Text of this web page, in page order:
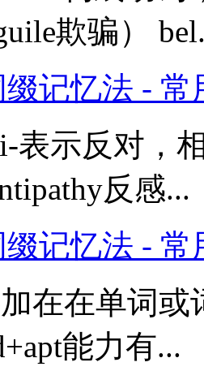
欺骗）
记忆法 - 常
表示反对，
反感...
记忆法 - 常
在在单词或
能力有...